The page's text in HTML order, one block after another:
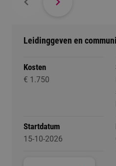
Leidinggeven en
Kosten
€ 1.750
Startdatum
15-10-2026